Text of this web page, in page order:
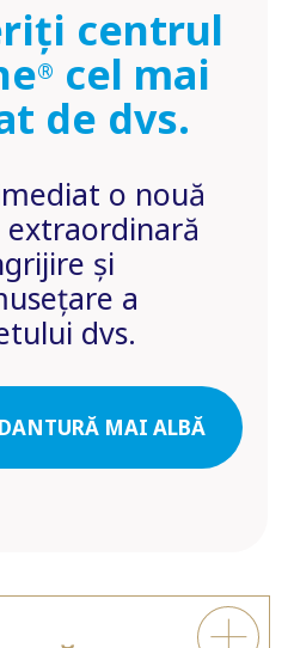
centrul
® cel mai
de dvs.
o nouă
și
a
dvs.
MAI ALBĂ